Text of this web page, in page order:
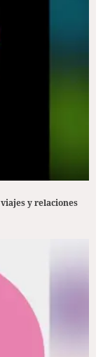
y relaciones